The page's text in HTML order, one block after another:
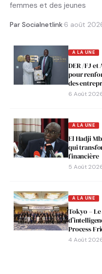
femmes et des jeunes
Par Socialnetlink·6 août
A LA UNE
DER /FJ
pour
des
6 Août
A LA UNE
El Hadji
qui
financière
5 Août
A LA UNE
Tokyo –
Process
4 Août